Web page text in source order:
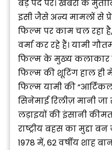
बड़े पर्दे पर। खबरों के
इसी जैसे अन्य मामलों से
फिल्म पर काम चल रहा
वर्मा कर रहे हैं। यामी
फिल्म के मुख्य कलाकार
फिल्म की शूटिंग हाल ही
फिल्म यामी की
सिनेमाई रिलीज़ मानी जा
लड़ाइयों की इंसानी
राष्ट्रीय बहस का मुद्दा बन
1978 में, 62 वर्षीय शाह